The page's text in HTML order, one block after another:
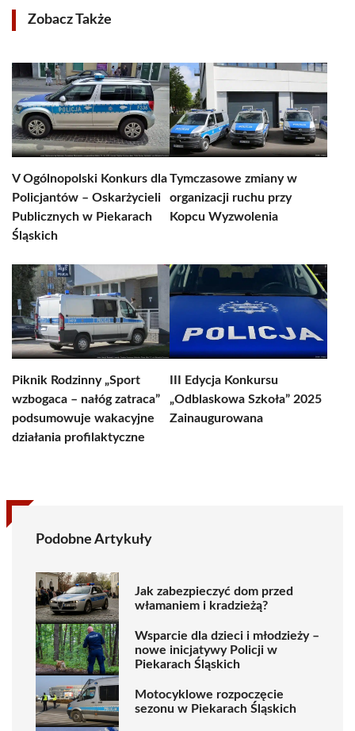
Zobacz Także
V Ogólnopolski Konkurs dla
Policjantów – Oskarżycieli
Publicznych w Piekarach
Śląskich
Tymczasowe zmiany w
organizacji ruchu przy
Kopcu Wyzwolenia
Piknik Rodzinny „Sport
wzbogaca – nałóg zatraca”
podsumowuje wakacyjne
działania profilaktyczne
III Edycja Konkursu
„Odblaskowa Szkoła” 2025
Zainaugurowana
Podobne Artykuły
Jak zabezpieczyć dom przed
włamaniem i kradzieżą?
Wsparcie dla dzieci i młodzieży –
nowe inicjatywy Policji w
Piekarach Śląskich
Motocyklowe rozpoczęcie
sezonu w Piekarach Śląskich